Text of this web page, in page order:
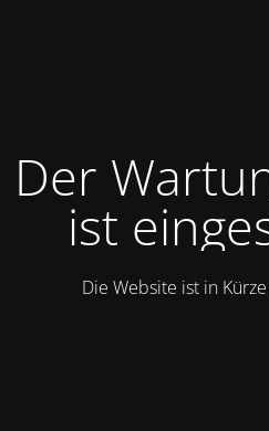
Der
ist
Die Website ist in